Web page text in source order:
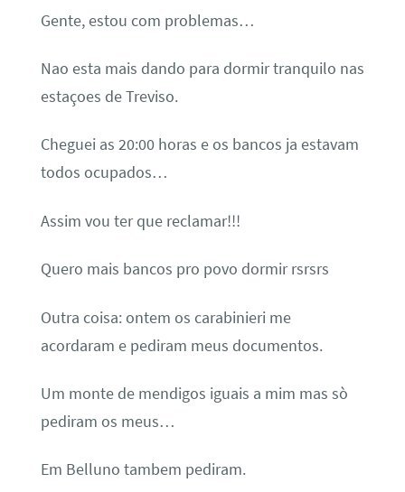
Gente, estou com problemas…
Nao esta mais dando para dormir tranquilo nas
estaçoes de Treviso.
Cheguei as 20:00 horas e os bancos ja estavam
todos ocupados…
Assim vou ter que reclamar!!!
Quero mais bancos pro povo dormir rsrsrs
Outra coisa: ontem os carabinieri me
acordaram e pediram meus documentos.
Um monte de mendigos iguais a mim mas sò
pediram os meus…
Em Belluno tambem pediram.